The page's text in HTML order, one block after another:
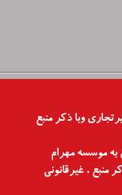
وبا ذکر منبع
به موسسه مهرام
منبع ، غیرقانونی